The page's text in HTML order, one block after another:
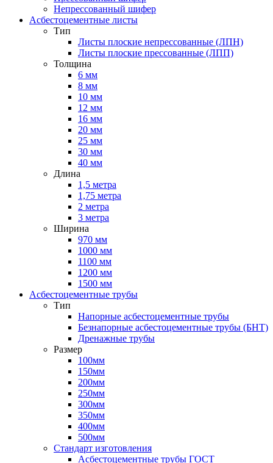
Непрессованный шифер
Асбестоцементные листы
Тип
Листы плоские непрессованные (ЛПН)
Листы плоские прессованные (ЛПП)
Толщина
6 мм
8 мм
10 мм
12 мм
16 мм
20 мм
25 мм
30 мм
40 мм
Длина
1,5 метра
1,75 метра
2 метра
3 метра
Ширина
970 мм
1000 мм
1100 мм
1200 мм
1500 мм
Асбестоцементные трубы
Тип
Напорные асбестоцементные трубы
Безнапорные асбестоцементные трубы (БНТ)
Дренажные трубы
Размер
100мм
150мм
200мм
250мм
300мм
350мм
400мм
500мм
Стандарт изготовления
Асбестоцементные трубы ГОСТ